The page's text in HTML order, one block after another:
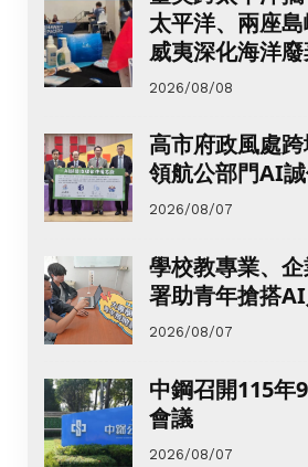
太平洋、兩座
威夷深化海洋
2026/08/08
高市府政風處
領航公部門AI
2026/08/07
學校教專業、
署助青年搶搭
2026/08/07
中鋼召開115年
會議
2026/08/07